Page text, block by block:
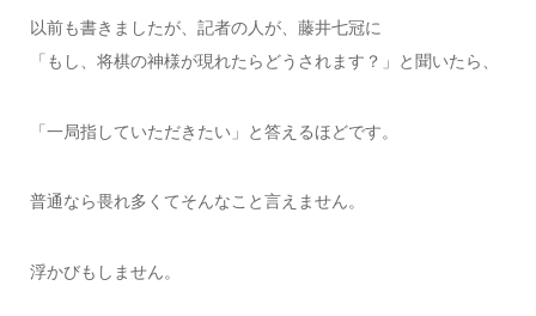
以前も書きましたが、記者の人が、藤井七冠に
「もし、将棋の神様が現れたらどうされます？」と聞いたら、
「一局指していただきたい」と答えるほどです。
普通なら畏れ多くてそんなこと言えません。
浮かびもしません。